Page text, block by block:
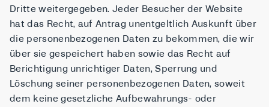
Dritte weitergegeben. Jeder Besucher der Website
hat das Recht, auf Antrag unentgeltlich Auskunft über
die personenbezogenen Daten zu bekommen, die wir
über sie gespeichert haben sowie das Recht auf
Berichtigung unrichtiger Daten, Sperrung und
Löschung seiner personenbezogenen Daten, soweit
dem keine gesetzliche Aufbewahrungs- oder